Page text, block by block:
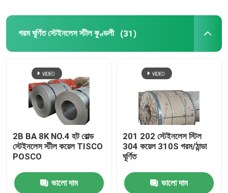
তামার শীট প্লেট
430 স্টেইনলেস স্টীল প্লেট
গরম ঘূর্ণিত স্টেইনলেস স্টীল কুণ্ডলী (31)
2B BA 8K NO.4 হট রোল্ড
স্টেইনলেস স্টীল কয়েল TISCO
POSCO
ভালো দাম
201 202 স্টেইনলেস স্টিল
304 কয়েল 310S গরম/ঠান্ডা
ঘূর্ণিত
ভালো দাম